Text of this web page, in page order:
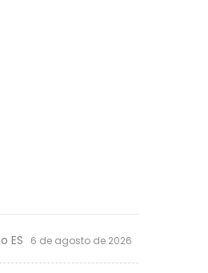
ES 6 de agosto de 2026